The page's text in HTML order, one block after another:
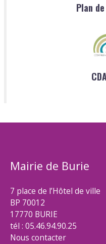
Plan
Mairie de Burie
7 place de l’Hôtel de ville
BP 70012
17770 BURIE
tél : 05.46.94.90.25
Nous contacter